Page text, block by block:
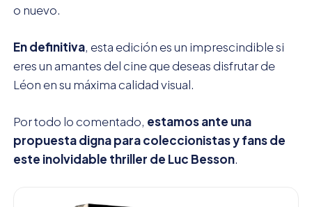
o nuevo.
En definitiva, esta edición es un imprescindible si
eres un amantes del cine que deseas disfrutar de
Léon en su máxima calidad visual.
Por todo lo comentado, estamos ante una
propuesta digna para coleccionistas y fans de
este inolvidable thriller de Luc Besson.